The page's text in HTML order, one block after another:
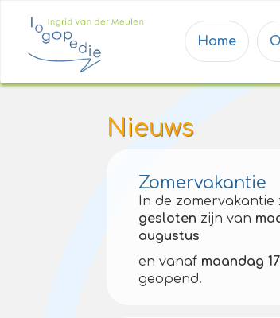
Home
Nieuws
Zomervakantie
In de
gesloten zijn van
augustus
en vanaf maandag
geopend.